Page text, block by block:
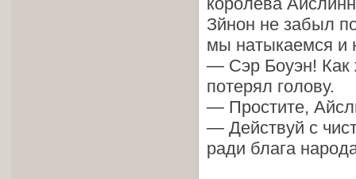
Зйнон не забыл
мы натыкаемся и
— Сэр Боуэн! Как
потерял голову.
— Простите,
— Действуй с
ради блага